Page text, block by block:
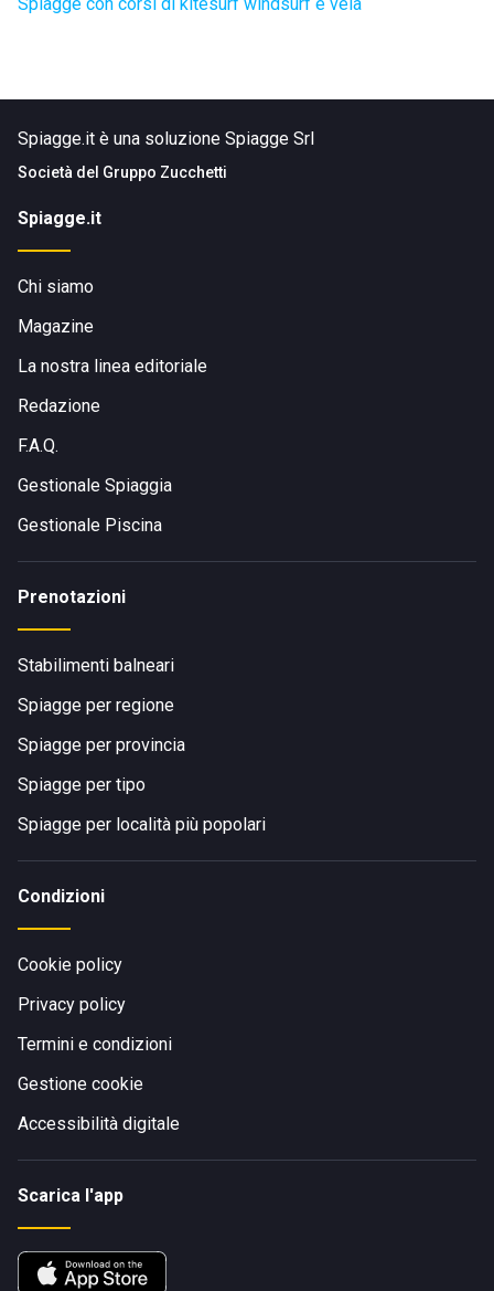
Spiagge.it è una soluzione Spiagge Srl
Società del Gruppo Zucchetti
Spiagge.it
Chi siamo
Magazine
La nostra linea editoriale
Redazione
F.A.Q.
Gestionale Spiaggia
Gestionale Piscina
Prenotazioni
Stabilimenti balneari
Spiagge per regione
Spiagge per provincia
Spiagge per tipo
Spiagge per località più popolari
Condizioni
Cookie policy
Privacy policy
Termini e condizioni
Gestione cookie
Accessibilità digitale
Scarica l'app